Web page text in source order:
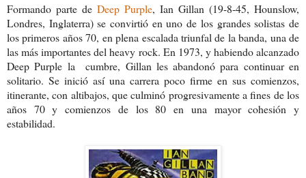
Formando parte de Deep Purple, Ian Gillan (19-8-45, Hounslow,
Londres, Inglaterra) se convirtió en uno de los grandes solistas de
los primeros años 70, en plena escalada triunfal de la banda, una de
las más importantes del heavy rock. En 1973, y habiendo alcanzado
Deep Purple la cumbre, Gillan les abandonó para continuar en
solitario. Se inició así una carrera poco firme en sus comienzos,
itinerante, con altibajos, que culminó progresivamente a fines de los
años 70 y comienzos de los 80 en una mayor cohesión y
estabilidad.